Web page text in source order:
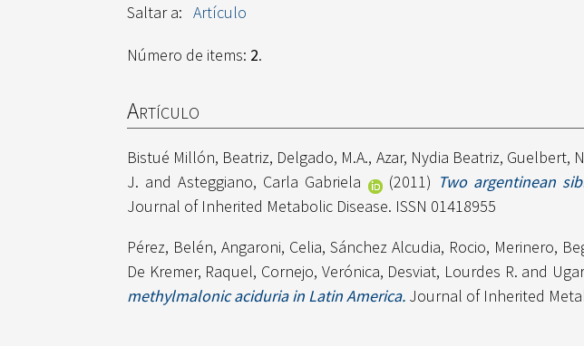
Saltar a: Artículo
Número de items: 2.
Artículo
Bistué Millón, Beatriz, Delgado, M.A., Azar, Nydia Beatriz, Guelbert,
J. andAsteggiano, Carla Gabriela (2011) Two argentinean
Journal of Inherited Metabolic Disease. ISSN 01418955
Pérez, Belén,Angaroni, Celia,Sánchez Alcudia, Rocio, Merinero,
De Kremer, Raquel, Cornejo, Verónica, Desviat, Lourdes R. and
methylmalonic aciduria in Latin America. Journal of Inherited